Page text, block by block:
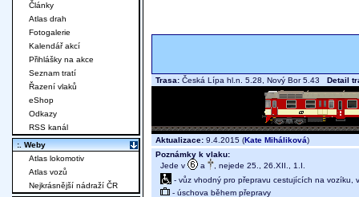
Trasa: Česká Lípa hl.n. 5.28, Nový Bor 5.43 Detail
Aktualizace: 9.4.2015 (Kate Miháliková)
Poznámky k vlaku:
Jede v
a
, nejede 25., 26.XII., 1.I.
- vůz vhodný pro přepravu cestujících na vozíku,
- úschova během přepravy
Články
Atlas drah
Fotogalerie
Kalendář akcí
Přihlášky na akce
Seznam tratí
Řazení vlaků
eShop
Odkazy
RSS kanál
:. Weby
Atlas lokomotiv
Atlas vozů
Nejkrásnější nádraží ČR